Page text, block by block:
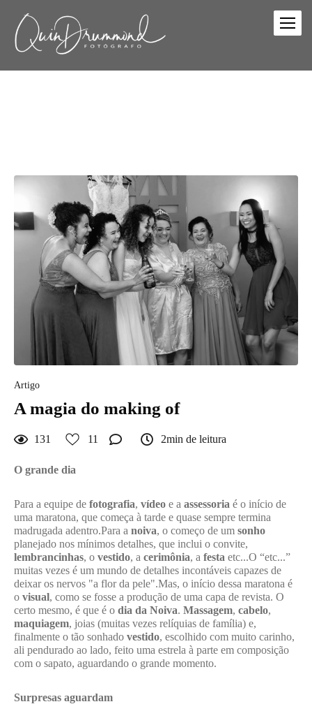
Artigo
A magia do making of
131 11 2min de leitura
O grande dia
Para a equipe de fotografia, vídeo e a assessoria é o início de
uma maratona, que começa à tarde e quase sempre termina
madrugada adentro.Para a noiva, o começo de um sonho
planejado nos mínimos detalhes, que inclui o convite,
lembrancinhas, o vestido, a cerimônia, a festa etc...O “etc...”
muitas vezes é um mundo de detalhes incontáveis capazes de
deixar os nervos "a flor da pele".Mas, o início dessa maratona é
o visual, como se fosse a produção de uma capa de revista. O
certo mesmo, é que é o dia da Noiva. Massagem, cabelo,
maquiagem, joias (muitas vezes relíquias de família) e,
finalmente o tão sonhado vestido, escolhido com muito carinho,
ali pendurado ao lado, feito uma estrela à parte em composição
com o sapato, aguardando o grande momento.
Surpresas aguardam